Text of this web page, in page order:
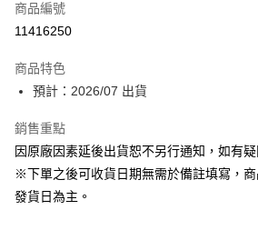
Apple Pay
相關說明
【大哥付你分期使用說明】
2.付款方式選擇「大哥付你分期」，訂單成立後
流程，驗證手機門號後，選擇欲分期的期數、繳
成交易。
3.實際核准額度、可分期數及費用金額請依後續
4.訂單成立30分鐘內，如未前往確認交易或遇審
運送方式
預購-付款後全家取貨(舊)
商品編號
11416250
商品特色
預計：2026/07 出貨
銷售重點
因原廠因素延後出貨恕不另行通知，如有疑
※下單之後可收貨日期無需於備註填寫，
發貨日為主。